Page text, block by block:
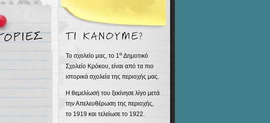
Το σχολείο μας, το 1οΔημοτικό
Σχολείο Κρόκου, είναι από τα πιο
ιστορικά σχολεία της περιοχής μας.
Η θεμελίωσή του ξεκίνησε λίγο μετά
την Απελευθέρωση της περιοχής,
το 1919 και τελείωσε το 1922.